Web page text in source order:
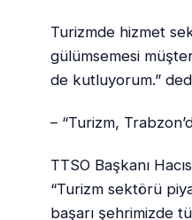
Turizmde hizmet
gülümsemesi
de kutluyorum.”
– “Turizm,
TTSO Başkanı
“Turizm sektörü
başarı şehrimizde